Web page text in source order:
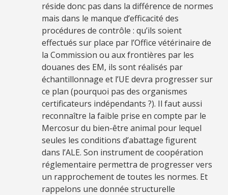
réside donc pas dans la différence de normes
mais dans le manque d’efficacité des
procédures de contrôle : qu’ils soient
effectués sur place par l’Office vétérinaire de
la Commission ou aux frontières par les
douanes des EM, ils sont réalisés par
échantillonnage et l’UE devra progresser sur
ce plan (pourquoi pas des organismes
certificateurs indépendants ?). Il faut aussi
reconnaître la faible prise en compte par le
Mercosur du bien-être animal pour lequel
seules les conditions d’abattage figurent
dans l’ALE. Son instrument de coopération
réglementaire permettra de progresser vers
un rapprochement de toutes les normes. Et
rappelons une donnée structurelle